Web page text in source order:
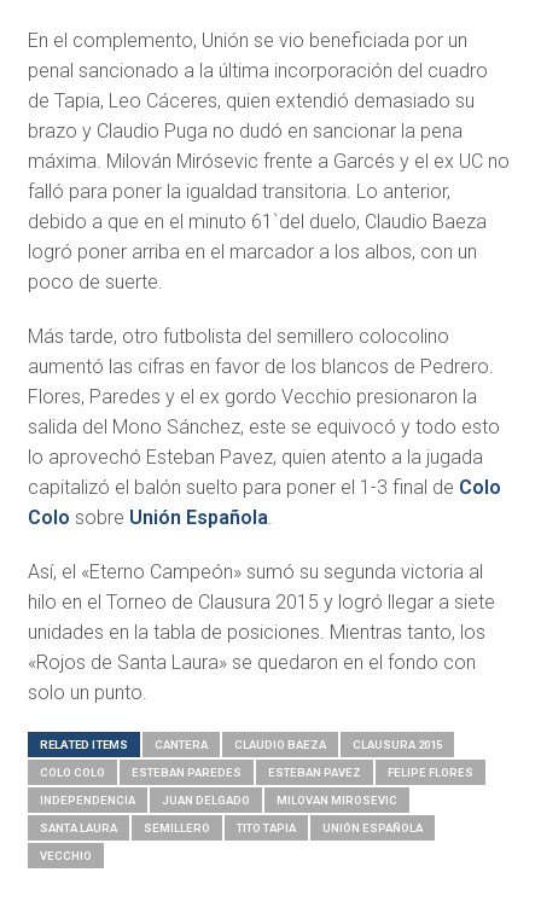
En el complemento, Unión se vio beneficiada por un
penal sancionado a la última incorporación del cuadro
de Tapia, Leo Cáceres, quien extendió demasiado su
brazo y Claudio Puga no dudó en sancionar la pena
máxima. Milován Mirósevic frente a Garcés y el ex UC no
falló para poner la igualdad transitoria. Lo anterior,
debido a que en el minuto 61`del duelo, Claudio Baeza
logró poner arriba en el marcador a los albos, con un
poco de suerte.
Más tarde, otro futbolista del semillero colocolino
aumentó las cifras en favor de los blancos de Pedrero.
Flores, Paredes y el ex gordo Vecchio presionaron la
salida del Mono Sánchez, este se equivocó y todo esto
lo aprovechó Esteban Pavez, quien atento a la jugada
capitalizó el balón suelto para poner el 1-3 final de Colo
Colo sobre Unión Española.
Así, el «Eterno Campeón» sumó su segunda victoria al
hilo en el Torneo de Clausura 2015 y logró llegar a siete
unidades en la tabla de posiciones. Mientras tanto, los
«Rojos de Santa Laura» se quedaron en el fondo con
solo un punto.
RELATED ITEMS CANTERA CLAUDIO BAEZA CLAUSURA 2015
COLO COLO ESTEBAN PAREDES ESTEBAN PAVEZ FELIPE FLORES
INDEPENDENCIA JUAN DELGADO MILOVAN MIROSEVIC
SANTA LAURA SEMILLERO TITO TAPIA UNIÓN ESPAÑOLA
VECCHIO